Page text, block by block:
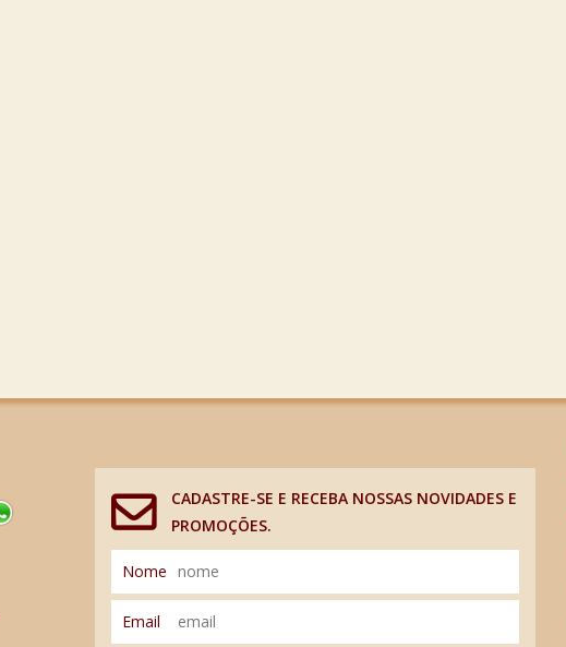
CADASTRE-SE E RECEBA NOSSAS NOVIDADES E
PROMOÇÕES.
Nome
Email